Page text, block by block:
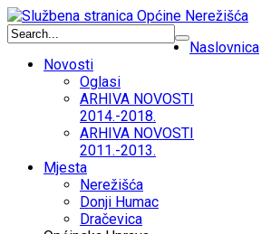
Naslovnica
Novosti
Oglasi
ARHIVA NOVOSTI
2014.-2018.
ARHIVA NOVOSTI
2011.-2013.
Mjesta
Nerežišća
Donji Humac
Dračevica